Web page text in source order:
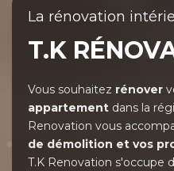
La rénovation
T.K
Vous souhaitez rénover
appartement dans la
Renovation vous
de démolition et vos
T.K Renovation s'occupe